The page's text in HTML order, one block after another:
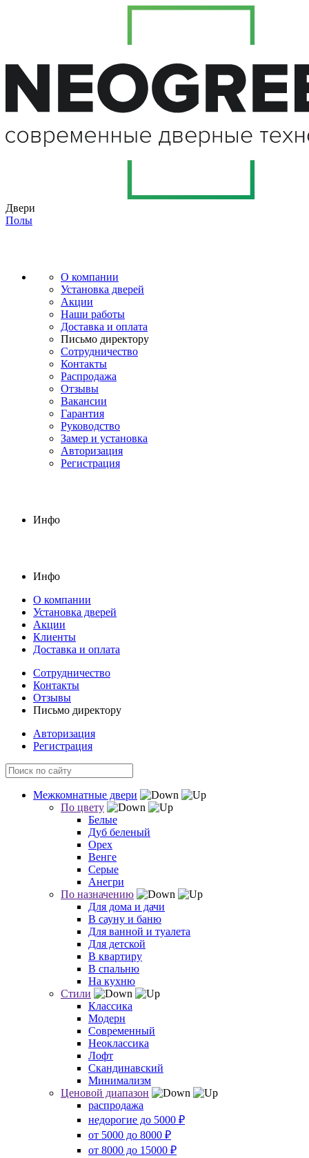
Двери
Полы
О компании
Установка дверей
Акции
Наши работы
Доставка и оплата
Письмо директору
Сотрудничество
Контакты
Распродажа
Отзывы
Вакансии
Гарантия
Руководство
Замер и установка
Авторизация
Регистрация
Инфо
Инфо
О компании
Установка дверей
Акции
Клиенты
Доставка и оплата
Сотрудничество
Контакты
Отзывы
Письмо директору
Авторизация
Регистрация
Межкомнатные двери
По цвету
Белые
Дуб беленый
Орех
Венге
Серые
Анегри
По назначению
Для дома и дачи
В сауну и баню
Для ванной и туалета
Для детской
В квартиру
В спальню
На кухню
Стили
Классика
Модерн
Современный
Неоклассика
Лофт
Скандинавский
Минимализм
Ценовой диапазон
распродажа
недорогие до 5000 ₽
от 5000 до 8000 ₽
от 8000 до 15000 ₽